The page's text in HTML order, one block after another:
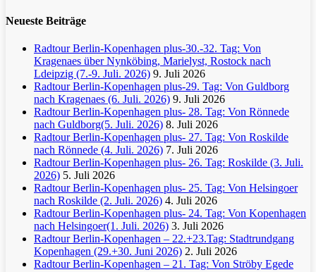
Neueste Beiträge
Radtour Berlin-Kopenhagen plus-30.-32. Tag: Von
Kragenaes über Nynköbing, Marielyst, Rostock nach
Ldeipzig (7.-9. Juli. 2026) 9. Juli 2026
Radtour Berlin-Kopenhagen plus-29. Tag: Von Guldborg
nach Kragenaes (6. Juli. 2026) 9. Juli 2026
Radtour Berlin-Kopenhagen plus- 28. Tag: Von Rönnede
nach Guldborg(5. Juli. 2026) 8. Juli 2026
Radtour Berlin-Kopenhagen plus- 27. Tag: Von Roskilde
nach Rönnede (4. Juli. 2026) 7. Juli 2026
Radtour Berlin-Kopenhagen plus- 26. Tag: Roskilde (3. Juli.
2026) 5. Juli 2026
Radtour Berlin-Kopenhagen plus- 25. Tag: Von Helsingoer
nach Roskilde (2. Juli. 2026) 4. Juli 2026
Radtour Berlin-Kopenhagen plus- 24. Tag: Von Kopenhagen
nach Helsingoer(1. Juli. 2026) 3. Juli 2026
Radtour Berlin-Kopenhagen – 22.+23.Tag: Stadtrundgang
Kopenhagen (29.+30. Juni 2026) 2. Juli 2026
Radtour Berlin-Kopenhagen – 21. Tag: Von Ströby Egede